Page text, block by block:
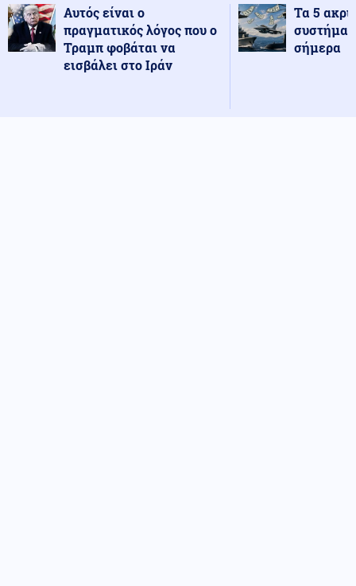
Αυτός είναι ο
πραγματικός λόγος που ο
Τραμπ φοβάται να
εισβάλει στο Ιράν
Τα 5
σήμερα